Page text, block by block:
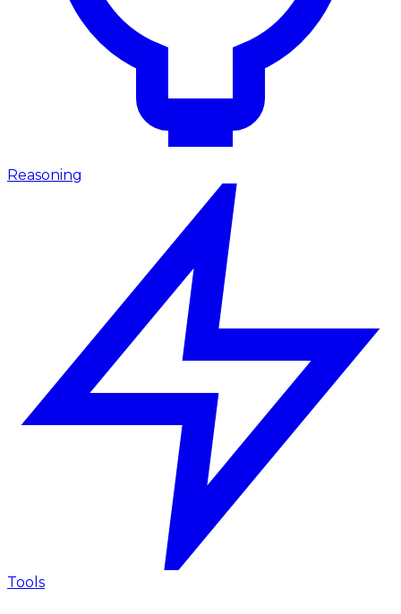
Reasoning
Tools